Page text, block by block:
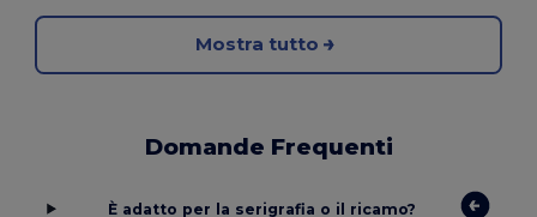
Mostra tutto
Domande Frequenti
È adatto per la serigrafia o il ricamo?